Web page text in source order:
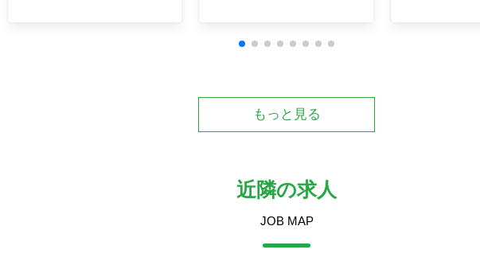
もっと見る
近隣の求人
JOB MAP